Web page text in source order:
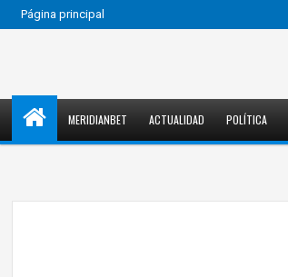
Página principal
MERIDIANBET ACTUALIDAD POLÍTICA